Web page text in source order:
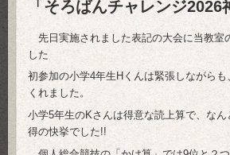
「そろばんチャレンジ2026
先日実施されました表記の大会に当教室
した
初参加の小学4年生Hくんは緊張しながら
くれました。
小学5年生のKさんは得意な読上算で、な
得の快挙でした!!